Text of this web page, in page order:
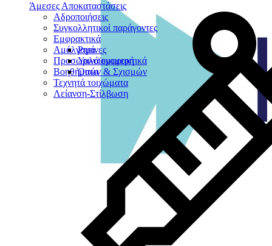
Άμεσες Αποκαταστάσεις
Αδροποιήσεις
Συγκολλητικοί παράγοντες
Εμφρακτικά
Ρητίνες
Υαλοϊονομερή
Οπών & Σχισμών
Αμάλγαμα
Προσωρινά εμφρακτικά
Βοηθήματα
Τεχνητά τοιχώματα
Λείανση-Στίλβωση